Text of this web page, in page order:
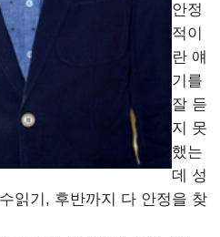
안정
적이
란 얘
기를
잘 듣
지 못
했는
데 성
읽기, 후반까지 다 안정을 찾